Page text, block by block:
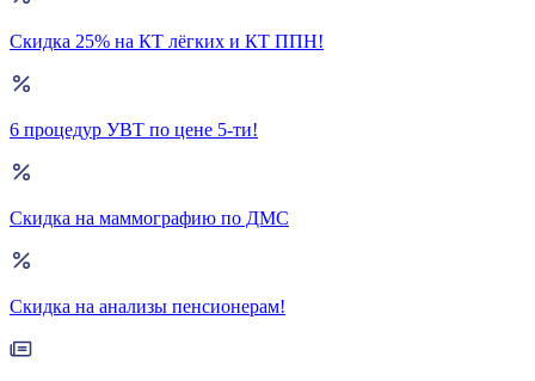
Скидка 25% на КТ лёгких и КТ ППН!
6 процедур УВТ по цене 5-ти!
Скидка на маммографию по ДМС
Скидка на анализы пенсионерам!